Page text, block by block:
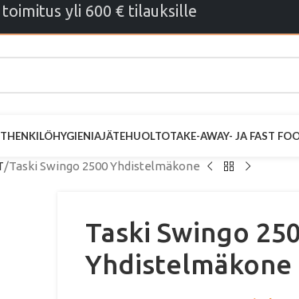
toimitus yli 600 € tilauksille
HENKILÖHYGIENIAJÄTEHUOLTOTAKE-AWAY- JA FAST
Taski Swingo 2500 Yhdistelmäkone
Taski Swingo
Yhdistelmäkone